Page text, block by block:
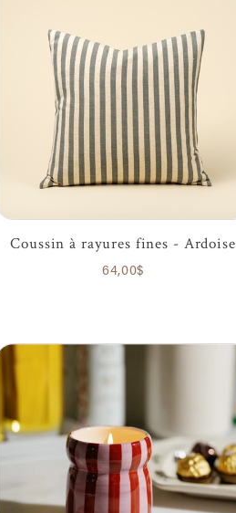
Coussin à rayures fines - Ardoise
64,00$